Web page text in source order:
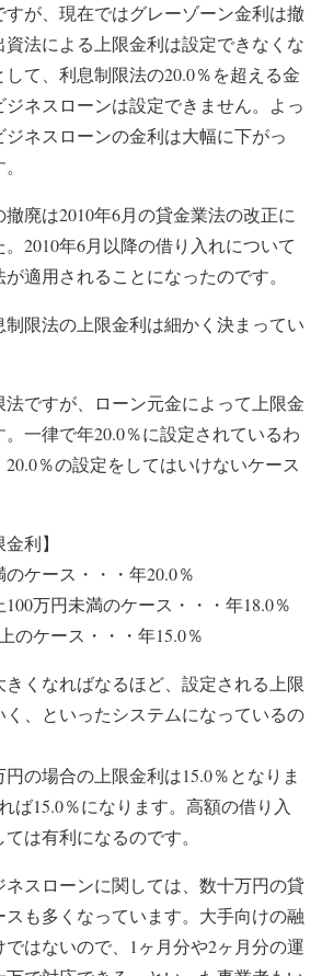
が、現在ではグレーゾーン金利は撤
法による上限金利は設定できなくな
て、利息制限法の20.0％を超える金
ネスローンは設定できません。よっ
ネスローンの金利は大幅に下がっ
廃は2010年6月の貸金業法の改正に
2010年6月以降の借り入れについて
適用されることになったのです。
制限法の上限金利は細かく決まってい
ですが、ローン元金によって上限金
一律で年20.0％に設定されているわ
％の設定をしてはいけないケース
利】
のケース・・・年20.0％
100万円未満のケース・・・年18.0％
のケース・・・年15.0％
きくなればなるほど、設定される上限
、といったシステムになっているの
の場合の上限金利は15.0％となりま
ば15.0％になります。高額の借り入
は有利になるのです。
ネスローンに関しては、数十万円の貸
スも多くなっています。大手向けの融
はないので、1ヶ月分や2ヶ月分の運